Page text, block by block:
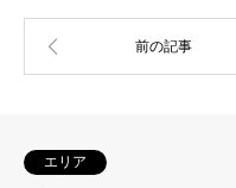
エリア